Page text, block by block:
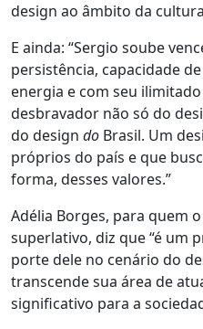
design ao âmbito da
E ainda: “Sergio soube
persistência, capacidade
energia e com seu
desbravador não só do
do design do Brasil. Um
próprios do país e que
forma, desses valores.”
Adélia Borges, para quem
superlativo, diz que “é um
porte dele no cenário do
transcende sua área de
significativo para a